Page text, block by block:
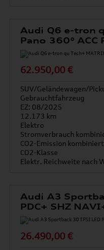
Audi Q6 e-tron
Pano 360° ACC
62.950,00 €
SUV/Geländewagen/
Gebrauchtfahrzeug
EZ: 08/2025
12.173 km
Elektro
Stromverbrauch
CO2-Emission
CO2-Klasse
Audi A3
PDC+ SHZ
26.490,00 €